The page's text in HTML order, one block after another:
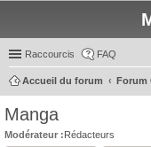
Raccourcis FAQ
Accueil du forum Forum
Manga
Modérateur :Rédacteurs